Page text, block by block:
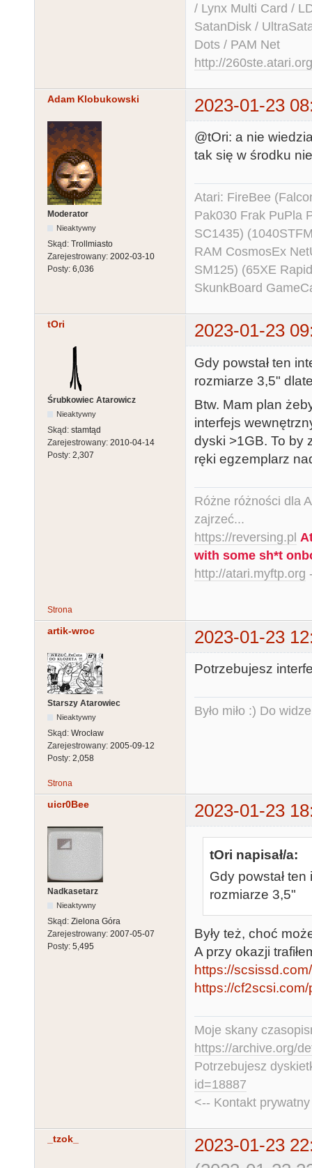
/ Lynx Multi Card /
SatanDisk /
Dots / PAM Net
http://260ste.atari.org
Adam Klobukowski 2023-01-23
Moderator
Nieaktywny
Skąd: Trollmiasto
Zarejestrowany: 2002-03-10
Posty: 6,036
@tOri: a nie
tak się w środku
Atari: FireBee
Pak030 Frak PuPla
SC1435)
RAM CosmosEx
SM125) (65XE
SkunkBoard
tOri 2023-01-23
Śrubkowiec Atarowicz
Nieaktywny
Skąd: stamtąd
Zarejestrowany: 2010-04-14
Posty: 2,307
Gdy powstał ten
rozmiarze 3,5"
Btw. Mam plan
interfejs
dyski >1GB. To by
ręki egzemplarz
Różne różności dla
zajrzeć...
https://reversing.pl
with some sh*t
http://atari.myftp.org
Strona
artik-wroc 2023-01-23
Starszy Atarowiec
Nieaktywny
Skąd: Wrocław
Zarejestrowany: 2005-09-12
Posty: 2,058
Potrzebujesz
Było miło :) Do
Strona
uicr0Bee 2023-01-23
Nadkasetarz
Nieaktywny
Skąd: Zielona Góra
Zarejestrowany: 2007-05-07
Posty: 5,495
tOri napisał/a:
Gdy powstał
rozmiarze 3,5"
Były też, choć
A przy okazji
https://
https://
Moje skany
https://archive.org/
Potrzebujesz
id=18887
<-- Kontakt
_tzok_
2023-01-23